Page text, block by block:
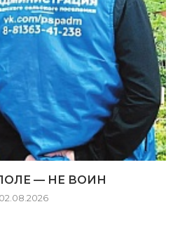
— НЕ ВОИН
02.08.2026